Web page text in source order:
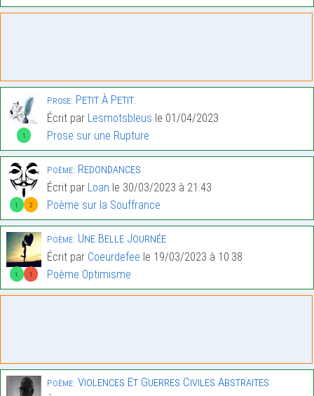
1
Prose: Petit À Petit.
Écrit par Lesmotsbleus le 01/04/2023
Prose sur une Rupture
1 2
Poème: Redondances
Écrit par Loan le 30/03/2023 à 21:43
Poème sur la Souffrance
1 1
Poème: Une Belle Journée
Écrit par Coeurdefee le 19/03/2023 à 10:38
Poème Optimisme
Poème: Violences Et Guerres Civiles Abstraites